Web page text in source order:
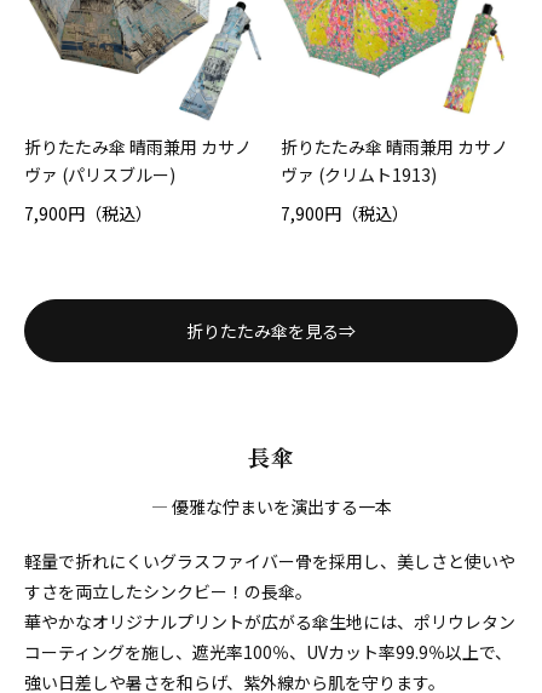
折りたたみ傘 晴雨兼用 カサノ
ヴァ (パリスブルー)
7,900円（税込）
折りたたみ傘 晴雨兼用 カサノ
ヴァ (クリムト1913)
7,900円（税込）
折りたたみ傘を見る⇒
長傘
― 優雅な佇まいを演出する一本
軽量で折れにくいグラスファイバー骨を採用し、美しさと使いや
すさを両立したシンクビー！の長傘。
華やかなオリジナルプリントが広がる傘生地には、ポリウレタン
コーティングを施し、遮光率100％、UVカット率99.9％以上で、
強い日差しや暑さを和らげ、紫外線から肌を守ります。